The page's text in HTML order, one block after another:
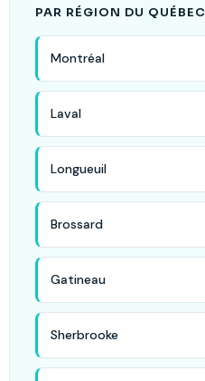
PAR RÉGION DU QUÉBEC
Montréal
Laval
Longueuil
Brossard
Gatineau
Sherbrooke